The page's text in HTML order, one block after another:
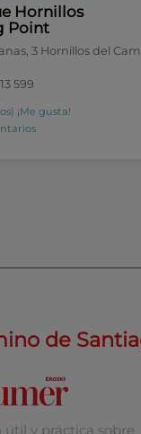
Hornillos
Point
3 Hornillos del Cam
599
¡Me gusta!
de
y práctica sobre